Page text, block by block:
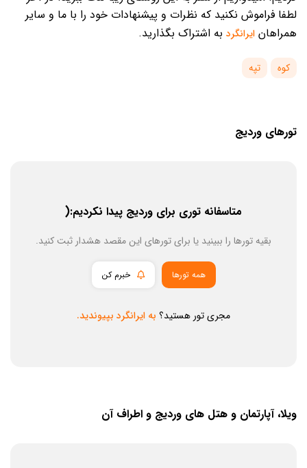
لطفا فراموش نکنید که نظرات و پیشنهادات خود را با ما و سایر
همراهان ایرانگرد به اشتراک بگذارید.
کوه تپه
تورهای وردیج
متاسفانه توری برای وردیج پیدا نکردیم:(
بقیه تورها را ببینید یا برای تورهای این مقصد هشدار ثبت کنید.
همه تورها خبرم کن
مجری تور هستید؟ به ایرانگرد بپیوندید.
ویلا، آپارتمان و هتل های وردیج و اطراف آن